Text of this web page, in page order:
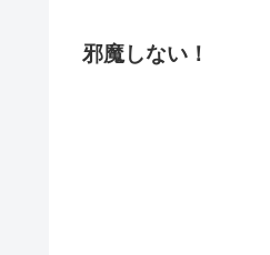
邪魔しない！